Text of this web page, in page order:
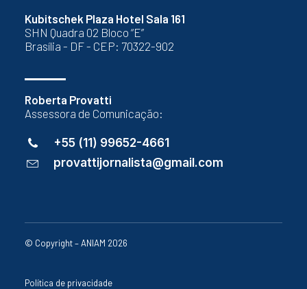
Kubitschek Plaza Hotel Sala 161
SHN Quadra 02 Bloco “E”
Brasília - DF - CEP: 70322-902
Roberta Provatti
Assessora de Comunicação:
+55 (11) 99652-4661
provattijornalista@gmail.com
© Copyright – ANIAM 2026
Política de privacidade